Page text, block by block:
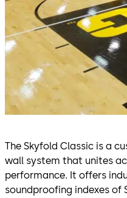
The Skyfold Classic is a
wall system that unites
performance. It offers
soundproofing indexes of